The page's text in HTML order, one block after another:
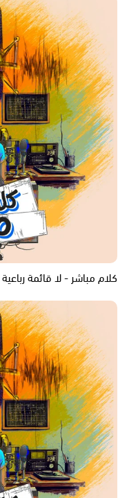
كلام مباشر - لا قائمة رباعية